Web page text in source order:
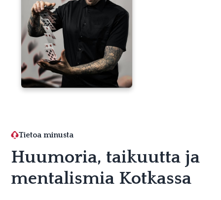
Tietoa minusta
Huumoria, taikuutta ja
mentalismia Kotkassa